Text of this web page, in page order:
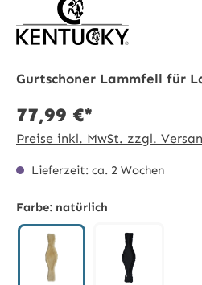
Gurtschoner Lammfell für
77,99 €*
Preise inkl. MwSt. zzgl.
Lieferzeit: ca. 2 Wochen
Farbe: natürlich